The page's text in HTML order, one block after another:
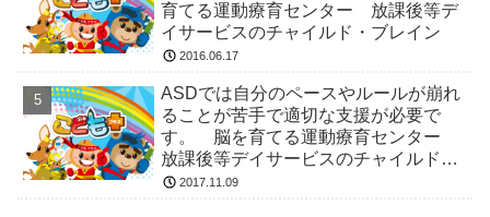
育てる運動療育センター 放課後等デ
イサービスのチャイルド・ブレイン
2016.06.17
ASDでは自分のペースやルールが崩れ
ることが苦手で適切な支援が必要で
す。 脳を育てる運動療育センター
放課後等デイサービスのチャイルド・
ブレイン
2017.11.09